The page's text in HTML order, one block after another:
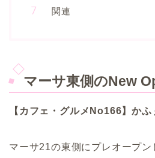
関連
マーサ東側のNew
【カフェ・グルメNo166】か
マーサ21の東側にプレオープ